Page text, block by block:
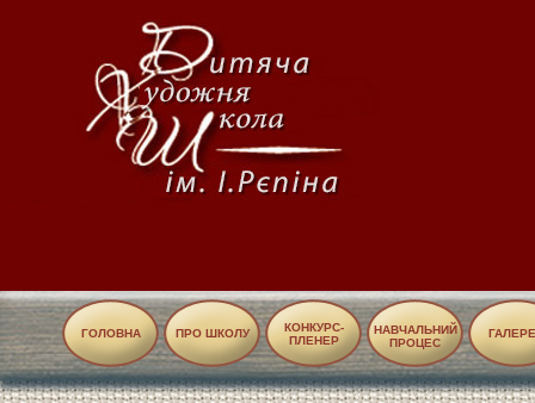
ГОЛОВНА ПРО ШКОЛУ
КОНКУРС-
ПЛЕНЕР
НАВЧАЛЬНИЙ
ПРОЦЕС